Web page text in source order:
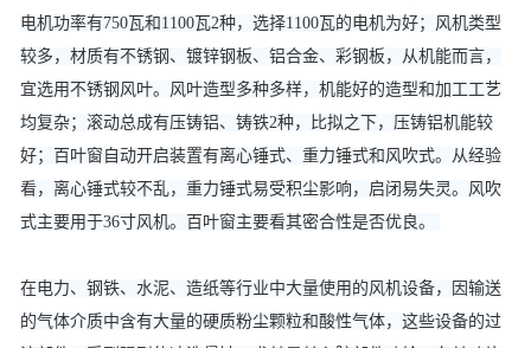
电机功率有750瓦和1100瓦2种，选择1100瓦的电机为好；风机类型
较多，材质有不锈钢、镀锌钢板、铝合金、彩钢板，从机能而言，
宜选用不锈钢风叶。风叶造型多种多样，机能好的造型和加工工艺
均复杂；滚动总成有压铸铝、铸铁2种，比拟之下，压铸铝机能较
好；百叶窗自动开启装置有离心锤式、重力锤式和风吹式。从经验
看，离心锤式较不乱，重力锤式易受积尘影响，启闭易失灵。风吹
式主要用于36寸风机。百叶窗主要看其密合性是否优良。
在电力、钢铁、水泥、造纸等行业中大量使用的风机设备，因输送
的气体介质中含有大量的硬质粉尘颗粒和酸性气体，这些设备的过